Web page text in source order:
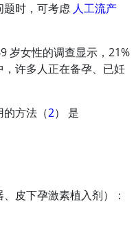
题时，可考虑 人工流产
岁女性的调查显示，21%
许多人正在备孕、已妊
方法（2） 是
皮下孕激素植入剂）：